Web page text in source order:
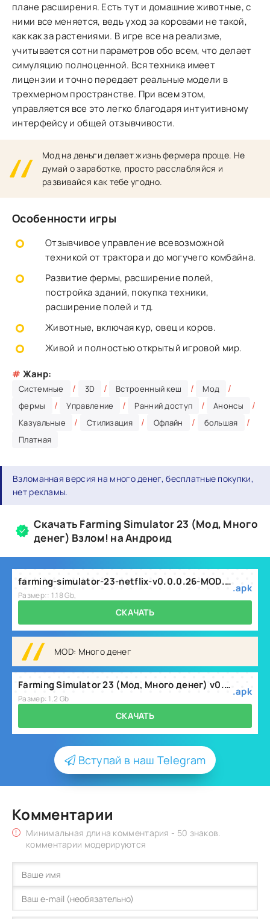
плане расширения. Есть тут и домашние животные, с
ними все меняется, ведь уход за коровами не такой,
как как за растениями. В игре все на реализме,
учитывается сотни параметров обо всем, что делает
симуляцию полноценной. Вся техника имеет
лицензии и точно передает реальные модели в
трехмерном пространстве. При всем этом,
управляется все это легко благодаря интуитивному
интерфейсу и общей отзывчивости.
Мод на деньги делает жизнь фермера проще. Не
думай о заработке, просто расслабляйся и
развивайся как тебе угодно.
Особенности игры
Отзывчивое управление всевозможной
техникой от трактора и до могучего комбайна.
Развитие фермы, расширение полей,
постройка зданий, покупка техники,
расширение полей и тд.
Животные, включая кур, овец и коров.
Живой и полностью открытый игровой мир.
# Жанр:
Системные / 3D / Встроенный кеш / Мод /
фермы / Управление / Ранний доступ / Анонсы /
Казуальные / Стилизация / Офлайн / большая /
Платная
Взломанная версия на много денег, бесплатные покупки,
нет рекламы.
Скачать Farming Simulator 23 (Мод, Много
денег) Взлом! на Андроид
farming-simulator-23-netflix-v0.0.0.26-MOD.apk
Размер:: 1.18 Gb,
.apk
СКАЧАТЬ
MOD: Много денег
Farming Simulator 23 (Мод, Много денег) v0.0.0.26
Размер: 1.2 Gb
.apk
СКАЧАТЬ
Вступай в наш Telegram
Комментарии
Минимальная длина комментария - 50 знаков.
комментарии модерируются